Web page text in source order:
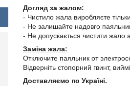
Догляд за жалом:
- Чистило жала виробляєте
- Не залишайте надовго
- Не допускається чистити
Заміна жала:
Отключите паяльник от
Відверніть стопорний гвинт,
Доставляємо по Україні.